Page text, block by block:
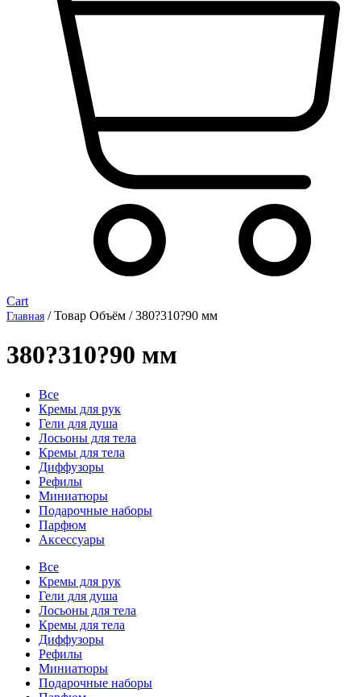
Cart
Главная / Товар Объём / 380?310?90 мм
380?310?90 мм
Все
Кремы для рук
Гели для душа
Лосьоны для тела
Кремы для тела
Диффузоры
Рефилы
Миниатюры
Подарочные наборы
Парфюм
Аксессуары
Все
Кремы для рук
Гели для душа
Лосьоны для тела
Кремы для тела
Диффузоры
Рефилы
Миниатюры
Подарочные наборы